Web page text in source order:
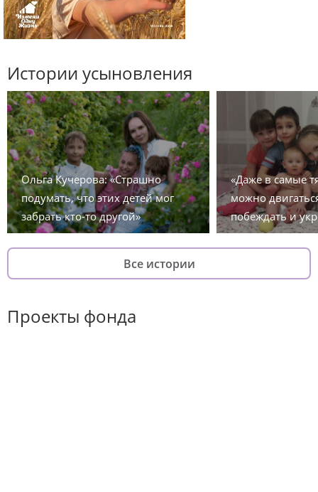
Истории усыновления
Ольга Кучерова: «Страшно
подумать, что этих детей мог
забрать кто-то другой»
«Даже в самые
можно
побеждать и
Все истории
Проекты фонда